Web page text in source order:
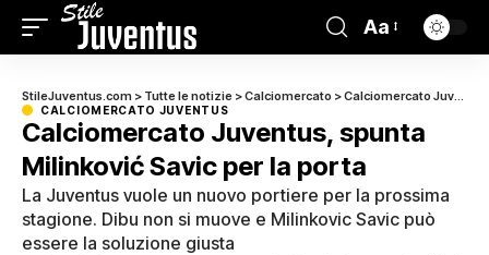
Aa
StileJuventus.com > Tutte le notizie >Calciomercato >Calciomercato Juventus
CALCIOMERCATO JUVENTUS
Calciomercato Juventus, spunta
Milinković Savic per la porta
La Juventus vuole un nuovo portiere per la prossima
stagione. Dibu non si muove e Milinkovic Savic può
essere la soluzione giusta